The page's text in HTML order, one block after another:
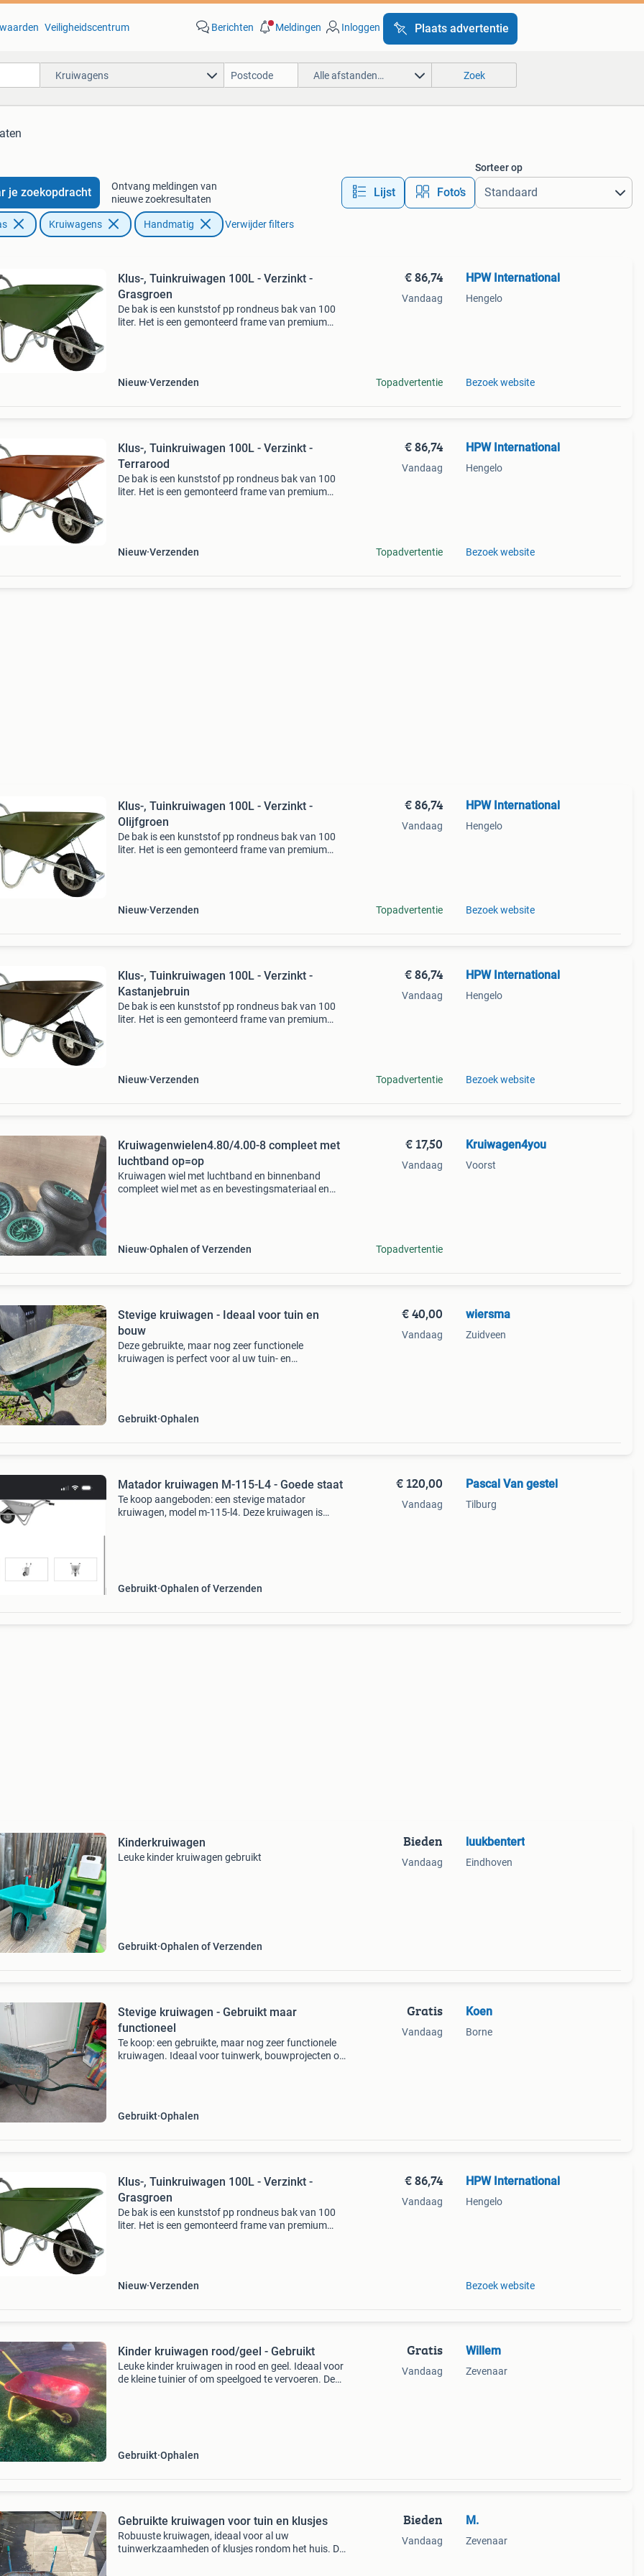
Veiligheidscentrum Berichten Meldingen Inloggen Plaats advertentie
Kruiwagens Alle afstanden… Zoek
je zoekopdracht
Ontvang meldingen van
nieuwe zoekresultaten
Lijst Foto’s
Sorteer op
Kruiwagens Handmatig Verwijder filters
Klus-, Tuinkruiwagen 100L - Verzinkt -
Grasgroen
De bak is een kunststof pp rondneus bak van 100
liter. Het is een gemonteerd frame van premium
Nieuw Verzenden
€ 86,74
Vandaag
Topadvertentie
HPW International
Hengelo
Bezoek website
Klus-, Tuinkruiwagen 100L - Verzinkt -
Terrarood
De bak is een kunststof pp rondneus bak van 100
liter. Het is een gemonteerd frame van premium
Nieuw Verzenden
€ 86,74
Vandaag
Topadvertentie
HPW International
Hengelo
Bezoek website
Klus-, Tuinkruiwagen 100L - Verzinkt -
Olijfgroen
De bak is een kunststof pp rondneus bak van 100
liter. Het is een gemonteerd frame van premium
Nieuw Verzenden
€ 86,74
Vandaag
Topadvertentie
HPW International
Hengelo
Bezoek website
Klus-, Tuinkruiwagen 100L - Verzinkt -
Kastanjebruin
De bak is een kunststof pp rondneus bak van 100
liter. Het is een gemonteerd frame van premium
Nieuw Verzenden
€ 86,74
Vandaag
Topadvertentie
HPW International
Hengelo
Bezoek website
Kruiwagenwielen4.80/4.00-8 compleet met
luchtband op=op
Kruiwagen wiel met luchtband en binnenband
compleet wiel met as en bevestingsmateriaal en
Nieuw Ophalen of Verzenden
€ 17,50
Vandaag
Topadvertentie
Kruiwagen4you
Voorst
Stevige kruiwagen - Ideaal voor tuin en
bouw
Deze gebruikte, maar nog zeer functionele
kruiwagen is perfect voor al uw tuin- en
Gebruikt Ophalen
€ 40,00
Vandaag
wiersma
Zuidveen
Matador kruiwagen M-115-L4 - Goede staat
Te koop aangeboden: een stevige matador
kruiwagen, model m-115-l4. Deze kruiwagen is
Gebruikt Ophalen of Verzenden
€ 120,00
Vandaag
Pascal Van gestel
Tilburg
Kinderkruiwagen
Leuke kinder kruiwagen gebruikt
Gebruikt Ophalen of Verzenden
Bieden
Vandaag
luukbentert
Eindhoven
Stevige kruiwagen - Gebruikt maar
functioneel
Te koop: een gebruikte, maar nog zeer functionele
kruiwagen. Ideaal voor tuinwerk, bouwprojecten of
Gebruikt Ophalen
Gratis
Vandaag
Koen
Borne
Klus-, Tuinkruiwagen 100L - Verzinkt -
Grasgroen
De bak is een kunststof pp rondneus bak van 100
liter. Het is een gemonteerd frame van premium
Nieuw Verzenden
€ 86,74
Vandaag
HPW International
Hengelo
Bezoek website
Kinder kruiwagen rood/geel - Gebruikt
Leuke kinder kruiwagen in rood en geel. Ideaal voor
de kleine tuinier of om speelgoed te vervoeren. De
Gebruikt Ophalen
Gratis
Vandaag
Willem
Zevenaar
Gebruikte kruiwagen voor tuin en klusjes
Robuuste kruiwagen, ideaal voor al uw
tuinwerkzaamheden of klusjes rondom het huis. De
Bieden
Vandaag
M.
Zevenaar